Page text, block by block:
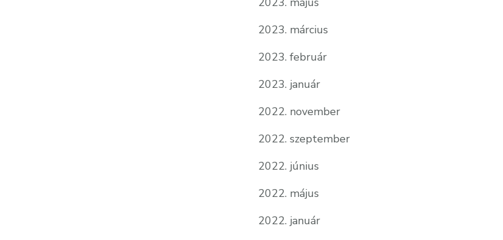
2023. március
2023. február
2023. január
2022. november
2022. szeptember
2022. június
2022. május
2022. január